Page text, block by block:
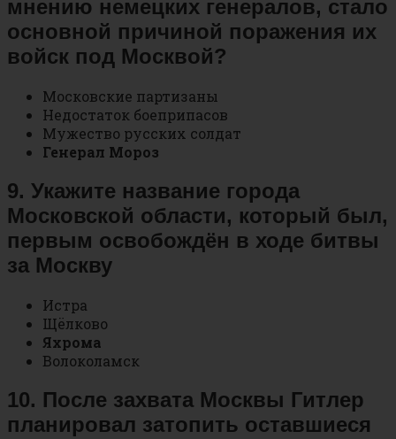
мнению немецких генералов, стало
основной причиной поражения их
войск под Москвой?
Московские партизаны
Недостаток боеприпасов
Мужество русских солдат
Генерал Мороз
9. Укажите название города
Московской области, который был,
первым освобождён в ходе битвы
за Москву
Истра
Щёлково
Яхрома
Волоколамск
10. После захвата Москвы Гитлер
планировал затопить оставшиеся